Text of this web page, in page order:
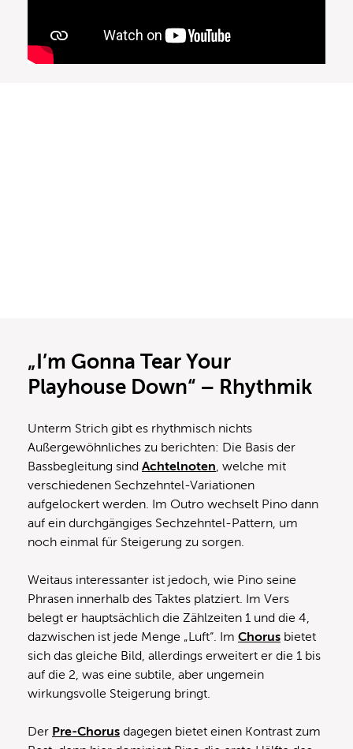
„I’m Gonna Tear Your
Playhouse Down“ – Rhythmik
Unterm Strich gibt es rhythmisch nichts
Außergewöhnliches zu berichten: Die Basis der
Bassbegleitung sind Achtelnoten, welche mit
verschiedenen Sechzehntel-Variationen
aufgelockert werden. Im Outro wechselt Pino dann
auf ein durchgängiges Sechzehntel-Pattern, um
noch einmal für Steigerung zu sorgen.
Weitaus interessanter ist jedoch, wie Pino seine
Phrasen innerhalb des Taktes platziert. Im Vers
belegt er hauptsächlich die Zählzeiten 1 und die 4,
dazwischen ist jede Menge „Luft“. Im Chorus bietet
sich das gleiche Bild, allerdings erweitert er die 1 bis
auf die 2, was eine subtile, aber ungemein
wirkungsvolle Steigerung bringt.
Der Pre-Chorus dagegen bietet einen Kontrast zum